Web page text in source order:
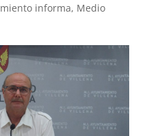
informa, Medio